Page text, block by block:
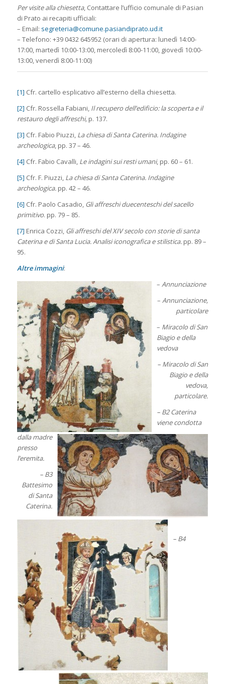
Per visite alla chiesetta, Contattare l’ufficio comunale di Pasian
di Prato ai recapiti ufficiali:
– Email: segreteria@comune.pasiandiprato.ud.it
– Telefono: +39 0432 645952 (orari di apertura: lunedì 14:00-
17:00, martedì 10:00-13:00, mercoledì 8:00-11:00, giovedì 10:00-
13:00, venerdì 8:00-11:00)
[1] Cfr. cartello esplicativo all’esterno della chiesetta.
[2] Cfr. Rossella Fabiani, Il recupero dell’edificio: la scoperta e il
restauro degli affreschi, p. 137.
[3] Cfr. Fabio Piuzzi, La chiesa di Santa Caterina. Indagine
archeologica, pp. 37 – 46.
[4] Cfr. Fabio Cavalli, Le indagini sui resti umani, pp. 60 – 61.
[5] Cfr. F. Piuzzi, La chiesa di Santa Caterina. Indagine
archeologica.pp. 42 – 46.
[6] Cfr. Paolo Casadio, Gli affreschi duecenteschi del sacello
primitivo. pp. 79 – 85.
[7] Enrica Cozzi, Gli affreschi del XIV secolo con storie di santa
Caterina e di Santa Lucia. Analisi iconografica e stilistica.pp. 89 –
95.
Altre immagini:
– Annunciazione
– Annunciazione,
particolare
– Miracolo di San
Biagio e della
vedova
– Miracolo di San
Biagio e della
vedova,
particolare.
– B2 Caterina
viene condotta
dalla madre
presso
l’eremita.
– B3
Battesimo
di Santa
Caterina.
– B4